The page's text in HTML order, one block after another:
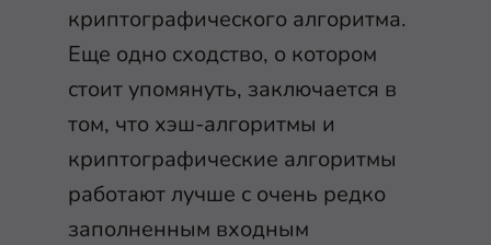
криптографического алгоритма.
Еще одно сходство, о котором
стоит упомянуть, заключается в
том, что хэш-алгоритмы и
криптографические алгоритмы
работают лучше с очень редко
заполненным входным